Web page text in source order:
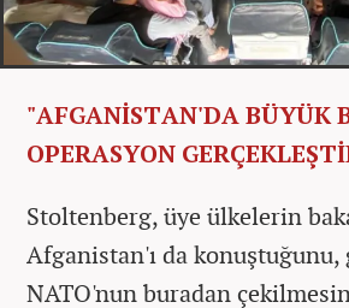
"AFGANİSTAN'DA BÜYÜK
OPERASYON
Stoltenberg, üye ülkelerin
Afganistan'ı da konuştuğunu,
NATO'nun buradan